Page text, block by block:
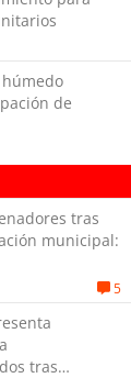
de
tras
municipal:
5
tras